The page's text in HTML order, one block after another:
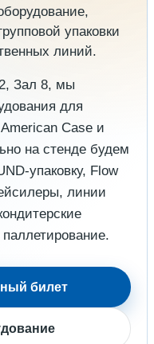
упаковки
линий.
Зал 8, мы
для
Case и
на стенде будем
упаковку, Flow
линии
билет